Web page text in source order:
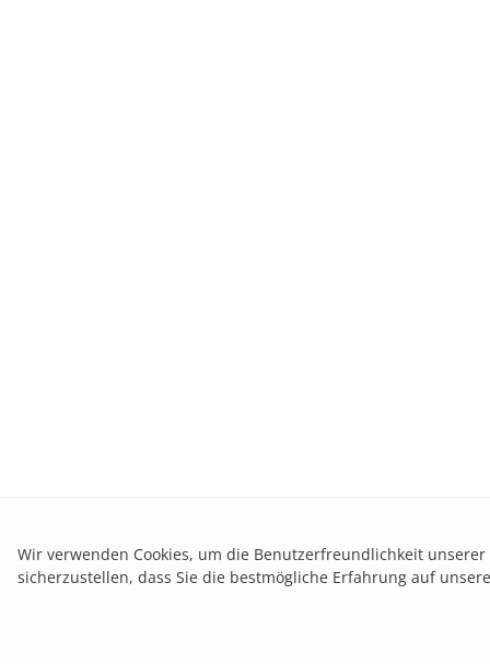
Wir verwenden Cookies, um die Benutzerfreundlichkeit
sicherzustellen, dass Sie die bestmögliche Erfahrung auf